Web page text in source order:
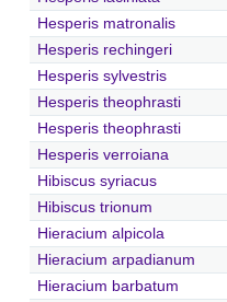
Hesperis matronalis
Hesperis rechingeri
Hesperis sylvestris
Hesperis theophrasti
Hesperis theophrasti
Hesperis verroiana
Hibiscus syriacus
Hibiscus trionum
Hieracium alpicola
Hieracium arpadianum
Hieracium barbatum